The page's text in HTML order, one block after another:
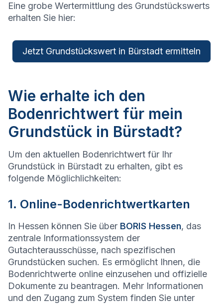
Eine grobe Wertermittlung des Grundstückswerts
erhalten Sie hier:
Jetzt Grundstückswert in Bürstadt ermitteln
Wie erhalte ich den
Bodenrichtwert für mein
Grundstück in Bürstadt?
Um den aktuellen Bodenrichtwert für Ihr
Grundstück in Bürstadt zu erhalten, gibt es
folgende Möglichlichkeiten:
1. Online-Bodenrichtwertkarten
In Hessen können Sie über BORIS Hessen, das
zentrale Informationssystem der
Gutachterausschüsse, nach spezifischen
Grundstücken suchen. Es ermöglicht Ihnen, die
Bodenrichtwerte online einzusehen und offizielle
Dokumente zu beantragen. Mehr Informationen
und den Zugang zum System finden Sie unter